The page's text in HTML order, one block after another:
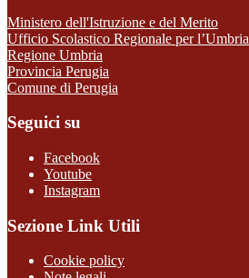
Ministero dell'Istruzione e del Merito
Ufficio Scolastico Regionale per l’Umbria
Regione Umbria
Provincia Perugia
Comune di Perugia
Seguici su
Facebook
Youtube
Instagram
Sezione Link Utili
Cookie policy